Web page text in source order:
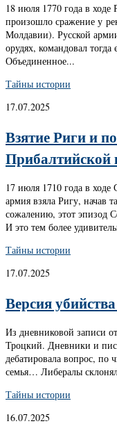
18 июля 1770 года в ходе
произошло сражение у
Молдавии). Русской
орудях, командовал
Объединенное...
Тайны истории
17.07.2025
Взятие Риги и
Прибалтийской
17 июля 1710 года в ходе
армия взяла Ригу, начав
сожалению, этот эпизод
И это тем более
Тайны истории
17.07.2025
Версия
Из дневниковой записи
Троцкий. Дневники и
дебатировала вопрос, по
семья… Либералы
Тайны истории
16.07.2025